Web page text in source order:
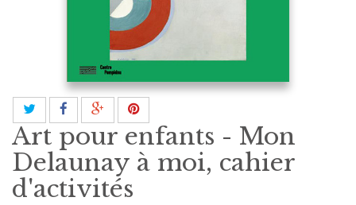
Art pour enfants - Mon
Delaunay à moi, cahier
d'activités